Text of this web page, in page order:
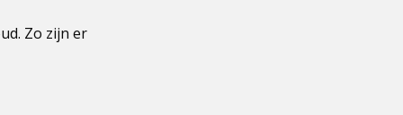
Zo zijn er